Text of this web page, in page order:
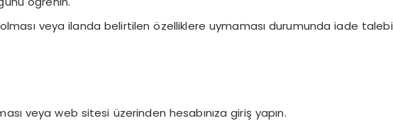
olması veya ilanda belirtilen özelliklere uymaması durumunda iade talebi
veya web sitesi üzerinden hesabınıza giriş yapın.